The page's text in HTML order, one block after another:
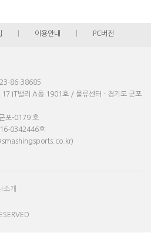
이용안내 PC버전
86-38685
17 IT밸리 A동 1901호 / 물류센터 - 경기도 군포
포-0179 호
0342446호
소개